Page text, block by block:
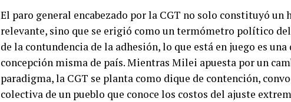
El paro general encabezado por la CGT no solo constituyó un
relevante, sino que se erigió como un termómetro político
de la contundencia de la adhesión, lo que está en juego es
concepción misma de país. Mientras Milei apuesta por un
paradigma, la CGT se planta como dique de contención,
colectiva de un pueblo que conoce los costos del ajuste